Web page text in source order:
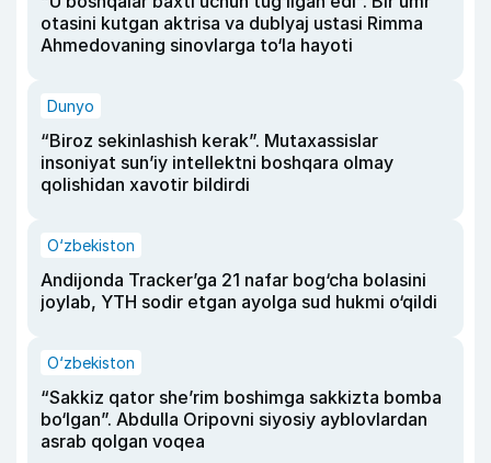
otasini kutgan aktrisa va dublyaj ustasi Rimma
Ahmedovaning sinovlarga to‘la hayoti
Dunyo
“Biroz sekinlashish kerak”. Mutaxassislar
insoniyat sun’iy intellektni boshqara olmay
qolishidan xavotir bildirdi
O‘zbekiston
Andijonda Tracker’ga 21 nafar bog‘cha bolasini
joylab, YTH sodir etgan ayolga sud hukmi o‘qildi
O‘zbekiston
“Sakkiz qator she’rim boshimga sakkizta bomba
bo‘lgan”. Abdulla Oripovni siyosiy ayblovlardan
asrab qolgan voqea